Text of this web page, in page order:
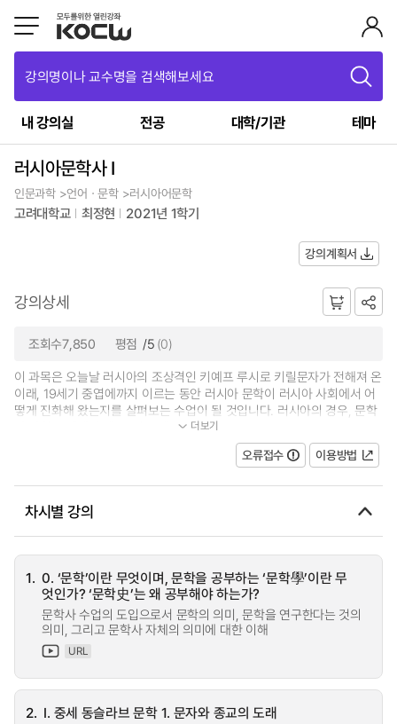
강의명이나 교수명을 검색해보세요
내 강의실 전공 대학/기관 테마
러시아문학사 I
인문과학 >언어ㆍ문학 >러시아어문학
고려대학교 최정현 2021년 1학기
강의계획서
강의상세
조회수7,850 평점 /5 (0)
이 과목은 오늘날 러시아의 조상격인 키예프 루시로 키릴문자가 전해져 온
이래, 19세기 중엽에까지 이르는 동안 러시아 문학이 러시아 사회에서 어
떻게 진화해 왔는지를 살펴보는 수업이 될 것입니다. 러시아의 경우, 문학
과 사회는 뗄레야 뗄 수 없는 매우... 더보기
오류접수 이용방법
차시별 강의
1. 0. ‘문학’이란 무엇이며, 문학을 공부하는 ‘문학學’이란 무
엇인가? ‘문학史’는 왜 공부해야 하는가?
문학사 수업의 도입으로서 문학의 의미, 문학을 연구한다는 것의
의미, 그리고 문학사 자체의 의미에 대한 이해
URL
2. I. 중세 동슬라브 문학 1. 문자와 종교의 도래